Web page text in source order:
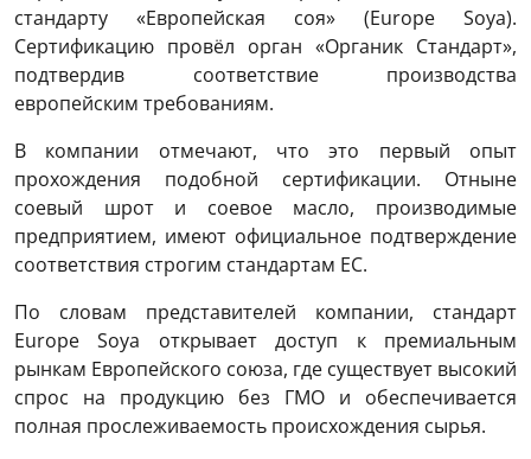
стандарту «Европейская соя» (Europe Soya).
Сертификацию провёл орган «Органик Стандарт»,
подтвердив соответствие производства
европейским требованиям.
В компании отмечают, что это первый опыт
прохождения подобной сертификации. Отныне
соевый шрот и соевое масло, производимые
предприятием, имеют официальное подтверждение
соответствия строгим стандартам ЕС.
По словам представителей компании, стандарт
Europe Soya открывает доступ к премиальным
рынкам Европейского союза, где существует высокий
спрос на продукцию без ГМО и обеспечивается
полная прослеживаемость происхождения сырья.